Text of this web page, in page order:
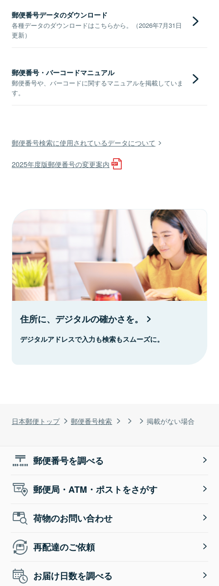
日本郵便トップ 郵便番号検索 掲載がない場合
郵便番号データのダウンロード
各種データのダウンロードはこちらから。（2026年7月31日
更新）
郵便番号・バーコードマニュアル
郵便番号や、バーコードに関するマニュアルを掲載していま
す。
郵便番号検索に使用されているデータについて
2025年度版郵便番号の変更案内
住所に、デジタルの確かさを。
デジタルアドレスで入力も検索もスムーズに。
郵便番号を調べる
郵便局・ATM・ポストをさがす
荷物のお問い合わせ
再配達のご依頼
お届け日数を調べる